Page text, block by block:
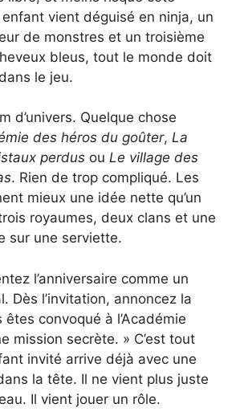
vient déguisé en ninja, un
de monstres et un troisième
bleus, tout le monde doit
le jeu.
d’univers. Quelque chose
des héros du goûter, La
perdus ou Le village des
. Rien de trop compliqué. Les
mieux une idée nette qu’un
royaumes, deux clans et une
sur une serviette.
l’anniversaire comme un
Dès l’invitation, annoncez la
êtes convoqué à l’Académie
mission secrète. » C’est tout
invité arrive déjà avec une
la tête. Il ne vient plus juste
Il vient jouer un rôle.